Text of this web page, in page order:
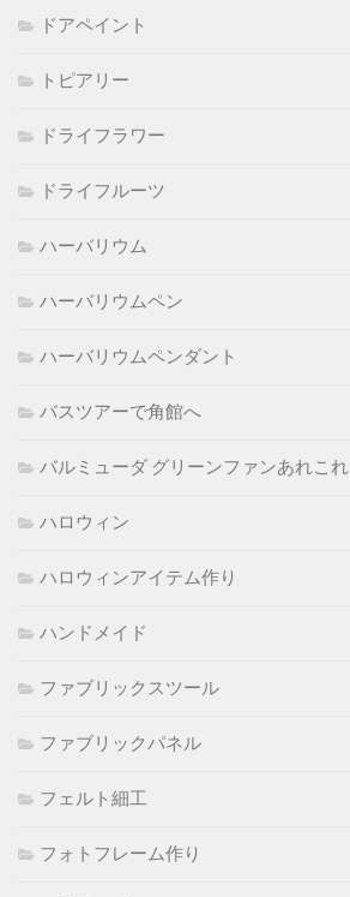
ドアペイント
トピアリー
ドライフラワー
ドライフルーツ
ハーバリウム
ハーバリウムペン
ハーバリウムペンダント
バスツアーで角館へ
バルミューダ グリーンファンあれこれ
ハロウィン
ハロウィンアイテム作り
ハンドメイド
ファブリックスツール
ファブリックパネル
フェルト細工
フォトフレーム作り